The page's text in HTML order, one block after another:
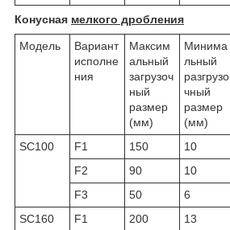
Конусная мелкого дробления
Модель
Вариант
исполне
ния
Максим
альный
загрузоч
ный
размер
(мм)
Минима
льный
разгрузо
чный
размер
(мм)
SC100 F1 150 10
F2
90 10
F3
50 6
SC160
F1 200 13